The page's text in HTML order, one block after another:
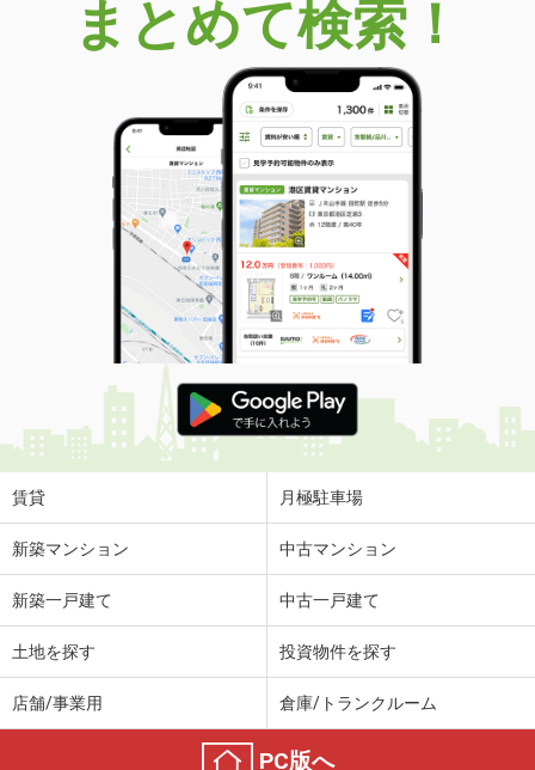
まとめて検索！
賃貸 月極駐車場
新築マンション 中古マンション
新築一戸建て 中古一戸建て
土地を探す 投資物件を探す
店舗/事業用 倉庫/トランクルーム
PC版へ